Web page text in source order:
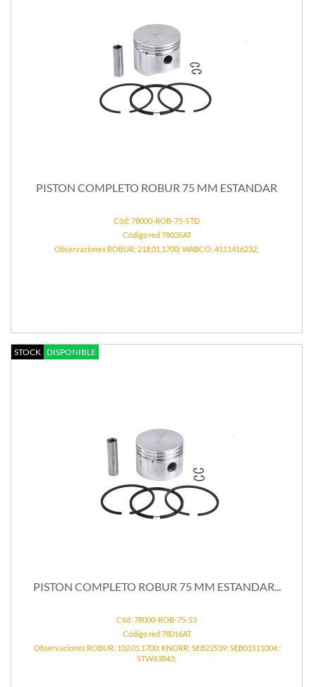
PISTON COMPLETO ROBUR 75 MM ESTANDAR
Cód: 78000-ROB-75-STD
Código red 78035AT
Observaciones ROBUR: 218.01.1700; WABCO: 4111416232;
STOCK DISPONIBLE
PISTON COMPLETO ROBUR 75 MM ESTANDAR...
Cód: 78000-ROB-75-53
Código red 78016AT
Observaciones ROBUR: 102.01.1700; KNORR: SEB22539; SEB01511004;
STW63843;